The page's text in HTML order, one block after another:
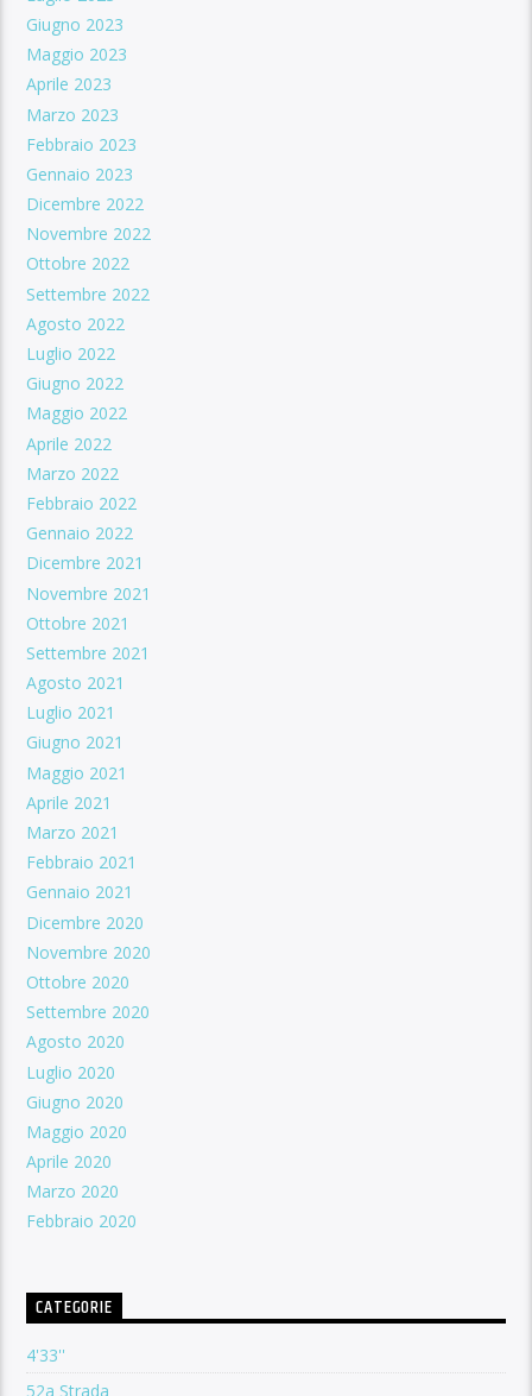
Giugno 2023
Maggio 2023
Aprile 2023
Marzo 2023
Febbraio 2023
Gennaio 2023
Dicembre 2022
Novembre 2022
Ottobre 2022
Settembre 2022
Agosto 2022
Luglio 2022
Giugno 2022
Maggio 2022
Aprile 2022
Marzo 2022
Febbraio 2022
Gennaio 2022
Dicembre 2021
Novembre 2021
Ottobre 2021
Settembre 2021
Agosto 2021
Luglio 2021
Giugno 2021
Maggio 2021
Aprile 2021
Marzo 2021
Febbraio 2021
Gennaio 2021
Dicembre 2020
Novembre 2020
Ottobre 2020
Settembre 2020
Agosto 2020
Luglio 2020
Giugno 2020
Maggio 2020
Aprile 2020
Marzo 2020
Febbraio 2020
CATEGORIE
4'33''
52a Strada